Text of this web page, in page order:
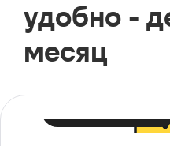
удобно -
месяц